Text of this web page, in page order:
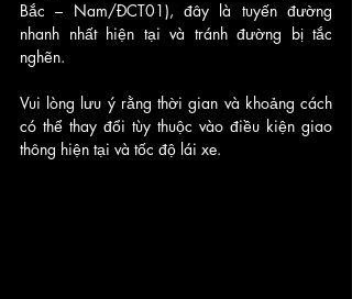
Bắc – Nam/ĐCT01), đây là tuyến đường
nhanh nhất hiện tại và tránh đường bị tắc
nghẽn.
Vui lòng lưu ý rằng thời gian và khoảng cách
có thể thay đổi tùy thuộc vào điều kiện giao
thông hiện tại và tốc độ lái xe.